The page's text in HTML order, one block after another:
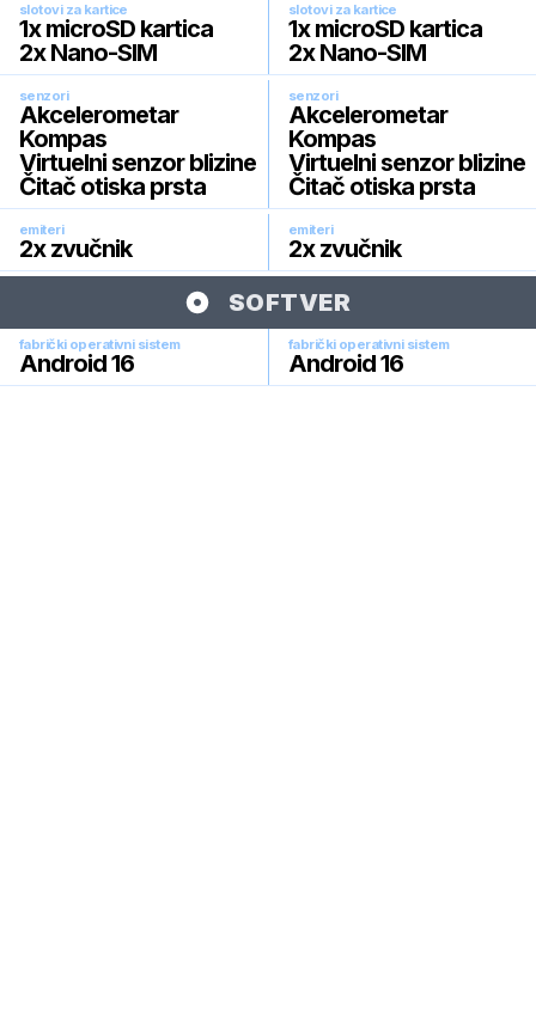
slotovi za kartice
1x microSD kartica
2x Nano-SIM
slotovi za kartice
1x microSD kartica
2x Nano-SIM
senzori
Akcelerometar
Kompas
Virtuelni senzor blizine
Čitač otiska prsta
senzori
Akcelerometar
Kompas
Virtuelni senzor blizine
Čitač otiska prsta
emiteri
2x zvučnik
emiteri
2x zvučnik
SOFTVER
fabrički operativni sistem
Android 16
fabrički operativni sistem
Android 16